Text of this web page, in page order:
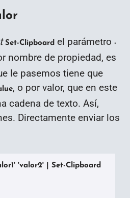
Set-Clipboard el parámetro -
nombre de propiedad, es
le pasemos tiene que
, o por valor, que en este
cadena de texto. Así,
Directamente enviar los
'valor2' | Set-Clipboard